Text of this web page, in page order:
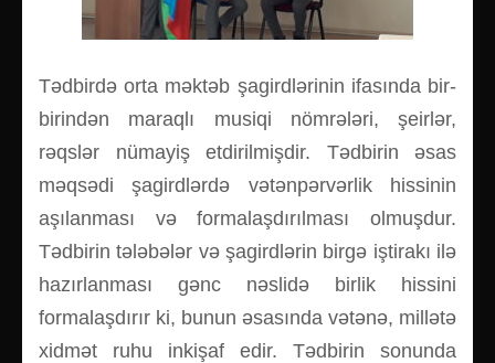
Tədbirdə orta məktəb şagirdlərinin ifasında bir-
birindən maraqlı musiqi nömrələri, şeirlər,
rəqslər nümayiş etdirilmişdir. Tədbirin əsas
məqsədi şagirdlərdə vətənpərvərlik hissinin
aşılanması və formalaşdırılması olmuşdur.
Tədbirin tələbələr və şagirdlərin birgə iştirakı ilə
hazırlanması gənc nəslidə birlik hissini
formalaşdırır ki, bunun əsasında vətənə, millətə
xidmət ruhu inkişaf edir. Tədbirin sonunda